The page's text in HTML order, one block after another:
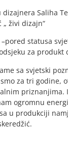
Saliha
živi dizajn“
statusa
za
sa svjetski
za tri godine,
priznanjima.
ogromnu
u produkciji